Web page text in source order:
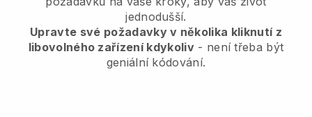
jednodušší.
Upravte své požadavky v několika kliknutí z
libovolného zařízení kdykoliv- není třeba být
geniální kódování.